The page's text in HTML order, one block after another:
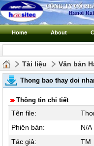
Home About
Tài liệu Văn bản
Thong bao thay doi
Thông tin chi tiết
Tên file:
Phiên bản:
N/A
Tác giả:
TM